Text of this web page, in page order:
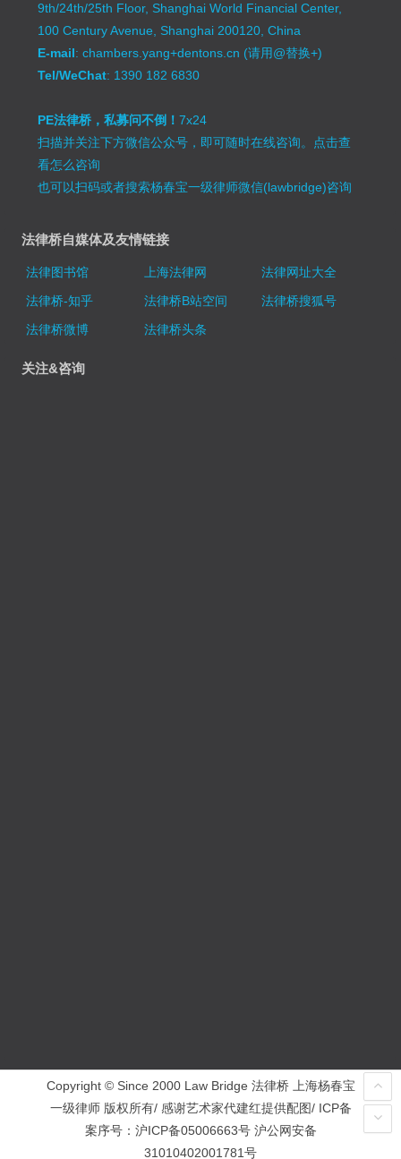
9th/24th/25th Floor, Shanghai World Financial Center,
100 Century Avenue, Shanghai 200120, China
E-mail: chambers.yang+dentons.cn (请用@替换+)
Tel/WeChat: 1390 182 6830
PE法律桥，私募问不倒！7x24
扫描并关注下方微信公众号，即可随时在线咨询。 点击查
看怎么咨询
也可以扫码或者搜索杨春宝一级律师微信(lawbridge)咨询
法律桥自媒体及友情链接
法律图书馆 上海法律网
法律网址大全
法律桥-知乎
法律桥B站空间
法律桥搜狐号
法律桥微博
法律桥头条
关注&咨询
Copyright © Since 2000 Law Bridge 法律桥 上海杨春宝
一级律师 版权所有/ 感谢艺术家代建红提供配图/ ICP备
案序号： 沪ICP备05006663号 沪公网安备
31010402001781号